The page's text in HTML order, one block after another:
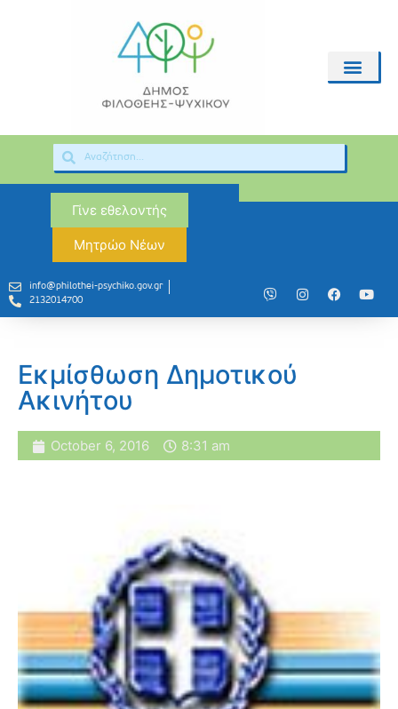
Γίνε εθελοντής
Μητρώο Νέων
info@philothei-psychiko.gov.gr
2132014700
Εκμίσθωση Δημοτικού
Ακινήτου
October 6, 2016 8:31 am